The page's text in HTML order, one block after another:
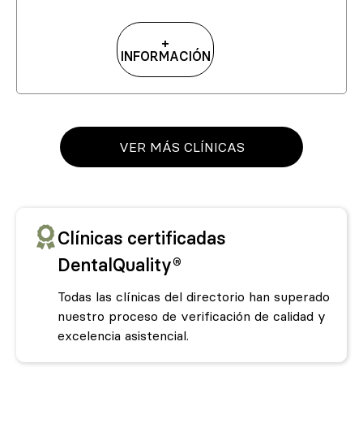
+
INFORMACIÓN
VER MÁS CLÍNICAS
Clínicas certificadas
DentalQuality®
Todas las clínicas del directorio han superado
nuestro proceso de verificación de calidad y
excelencia asistencial.